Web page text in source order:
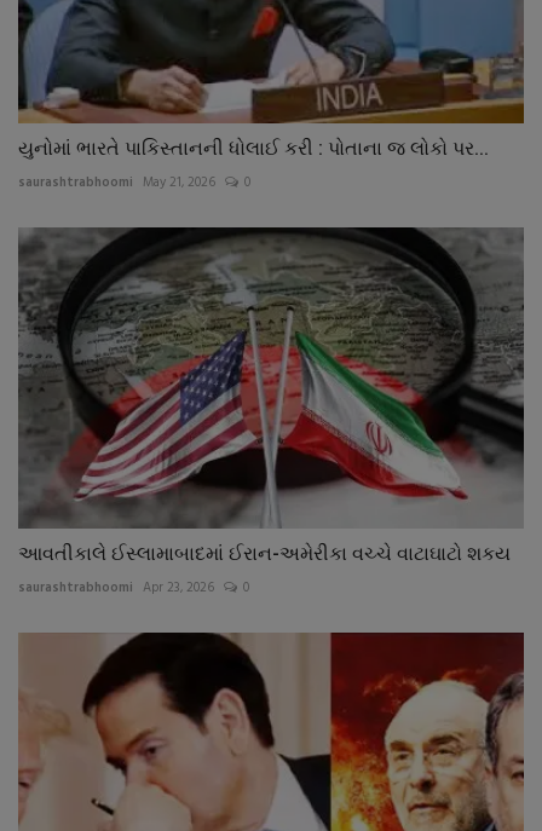
યુનોમાં ભારતે પાકિસ્તાનની ધોલાઈ કરી : પોતાના જ લોકો પર...
saurashtrabhoomi May 21, 2026 0
આવતીકાલે ઈસ્લામાબાદમાં ઈરાન-અમેરીકા વચ્ચે વાટાઘાટો શકય
saurashtrabhoomi Apr 23, 2026 0